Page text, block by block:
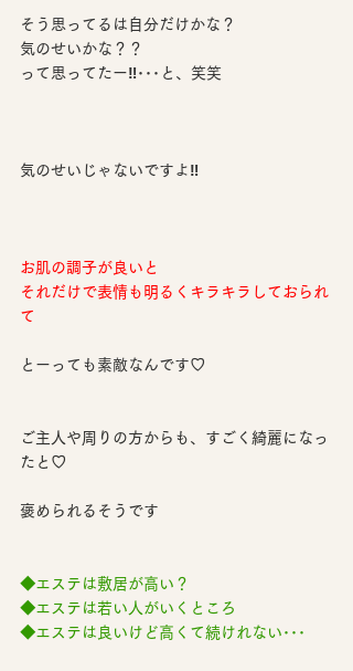
そう思ってるは自分だけかな？
気のせいかな？？
って思ってたー‼️･･･と、笑笑
気のせいじゃないですよ‼️
お肌の調子が良いと
それだけで表情も明るくキラキラしておられ
て
とーっても素敵なんです♡
ご主人や周りの方からも、すごく綺麗になっ
たと♡
褒められるそうです
◆エステは敷居が高い？
◆エステは若い人がいくところ
◆エステは良いけど高くて続けれない･･･